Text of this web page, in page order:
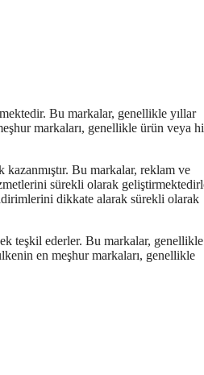
Bu markalar, genellikle yıllar
markaları, genellikle ürün veya
Bu markalar, reklam ve
sürekli olarak
dikkate alarak sürekli olarak
teşkil ederler. Bu markalar, genellikle
en meşhur markaları, genellikle